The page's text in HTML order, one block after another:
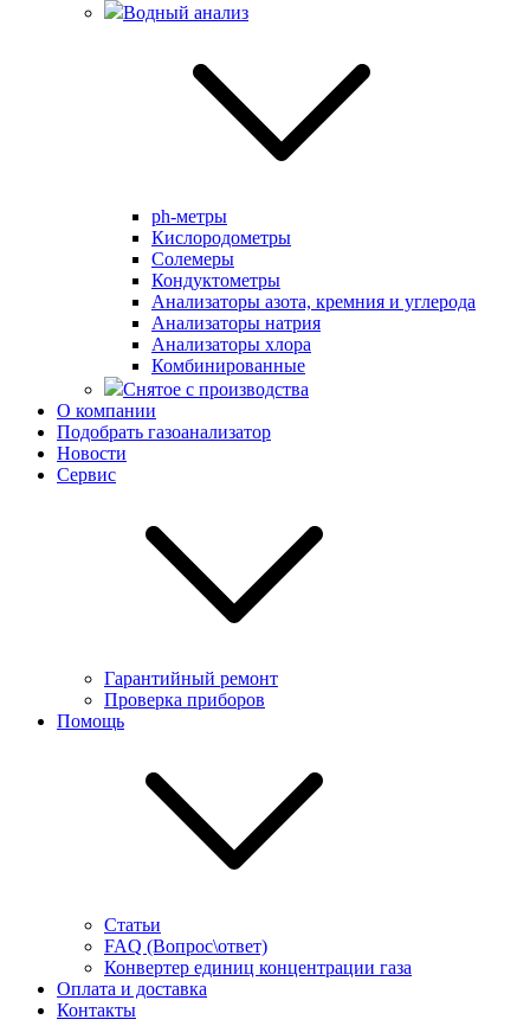
Водный анализ
ph-метры
Кислородометры
Солемеры
Кондуктометры
Анализаторы азота, кремния и углерода
Анализаторы натрия
Анализаторы хлора
Комбинированные
Снятое с производства
О компании
Подобрать газоанализатор
Новости
Сервис
Гарантийный ремонт
Проверка приборов
Помощь
Статьи
FAQ (Вопрос\ответ)
Конвертер единиц концентрации газа
Оплата и доставка
Контакты